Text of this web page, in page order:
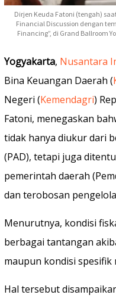
Dirjen Keuda Fatoni (tengah)
Financial Discussion dengan
Financing”, di Grand Ballroom
Yogyakarta, Nusantara
Bina Keuangan Daerah (
Negeri (Kemendagri)
Fatoni, menegaskan
tidak hanya diukur dari
(PAD), tetapi juga
pemerintah daerah
dan terobosan
Menurutnya, kondisi
berbagai tantangan
maupun kondisi spesifik
Hal tersebut